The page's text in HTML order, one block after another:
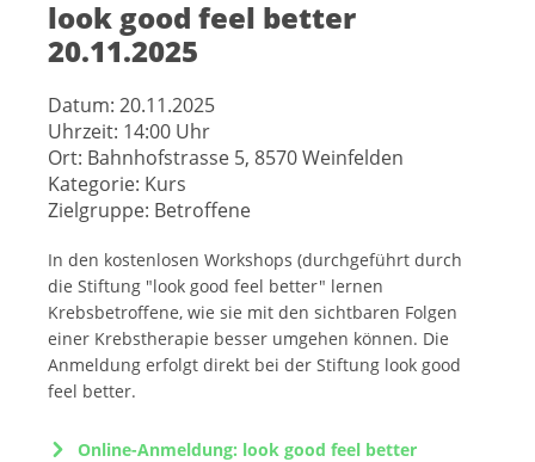
look good feel better
20.11.2025
Datum: 20.11.2025
Uhrzeit: 14:00 Uhr
Ort: Bahnhofstrasse 5, 8570 Weinfelden
Kategorie: Kurs
Zielgruppe: Betroffene
In den kostenlosen Workshops (durchgeführt durch
die Stiftung "look good feel better" lernen
Krebsbetroffene, wie sie mit den sichtbaren Folgen
einer Krebstherapie besser umgehen können. Die
Anmeldung erfolgt direkt bei der Stiftung look good
feel better.
Online-Anmeldung: look good feel better